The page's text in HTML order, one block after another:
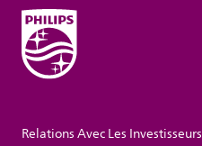
Relations Avec Les Investisseurs